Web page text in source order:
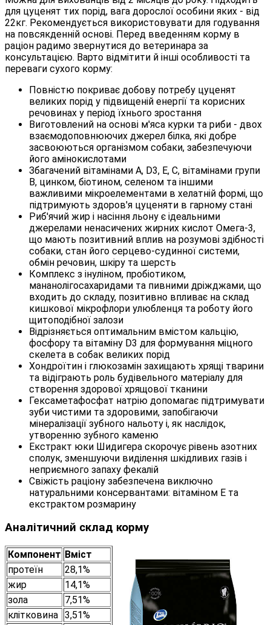
для цуценят тих порід, вага дорослої особини яких - від
22кг. Рекомендується використовувати для годування
на повсякденній основі. Перед введенням корму в
раціон радимо звернутися до ветеринара за
консультацією. Варто відмітити й інші особливості та
переваги сухого корму:
Повністю покриває добову потребу цуценят
великих порід у підвищеній енергії та корисних
речовинах у період їхнього зростання
Виготовлений на основі м'яса курки та риби - двох
взаємодоповнюючих джерел білка, які добре
засвоюються організмом собаки, забезпечуючи
його амінокислотами
Збагачений вітамінами A, D3, E, С, вітамінами групи
В, цинком, біотином, селеном та іншими
важливими мікроелементами в хелатній формі, що
підтримують здоров'я цуценяти в гарному стані
Риб'ячий жир і насіння льону є ідеальними
джерелами ненасичених жирних кислот Омега-3,
що мають позитивний вплив на розумові здібності
собаки, стан його серцево-судинної системи,
обмін речовин, шкіру та шерсть
Комплекс з інуліном, пробіотиком,
мананолігосахаридами та пивними дріжджами, що
входить до складу, позитивно впливає на склад
кишкової мікрофлори улюбленця та роботу його
щитоподібної залози
Відрізняється оптимальним вмістом кальцію,
фосфору та вітаміну D3 для формування міцного
скелета в собак великих порід
Хондроїтин і глюкозамін захищають хрящі тварини
та відіграють роль будівельного матеріалу для
створення здорової хрящової тканини
Гексаметафосфат натрію допомагає підтримувати
зуби чистими та здоровими, запобігаючи
мінералізації зубного нальоту і, як наслідок,
утворенню зубного каменю
Екстракт юки Шидигера скорочує рівень азотних
сполук, зменшуючи виділення шкідливих газів і
неприємного запаху фекалій
Свіжість раціону забезпечена виключно
натуральними консервантами: вітаміном Е та
екстрактом розмарину
Аналітичний склад корму
Компонент Вміст
протеїн
28,1%
жир
14,1%
зола
7,51%
клітковина 3,51%